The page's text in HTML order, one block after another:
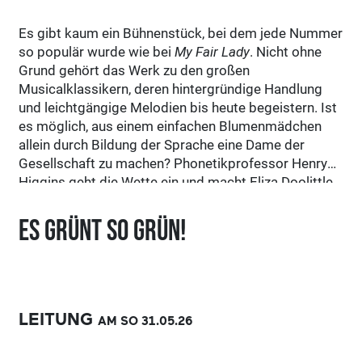
Es gibt kaum ein Bühnenstück, bei dem jede Nummer
so populär wurde wie beiMy Fair Lady. Nicht ohne
Grund gehört das Werk zu den großen
Musicalklassikern, deren hintergründige Handlung
und leichtgängige Melodien bis heute begeistern. Ist
es möglich, aus einem einfachen Blumenmädchen
allein durch Bildung der Sprache eine Dame der
Gesellschaft zu machen? Phonetikprofessor Henry
Higgins geht die Wette ein und macht Eliza Doolittle
wissenschaftlichen Objekt. Tag und Nacht quält er
sie mit absurden Sprachübungen: „Es grünt so grün,
Frage: Wer hat hier wen wie verändert, und was ist es,
Es grünt so grün!
LEITUNGAM SO31.05.26